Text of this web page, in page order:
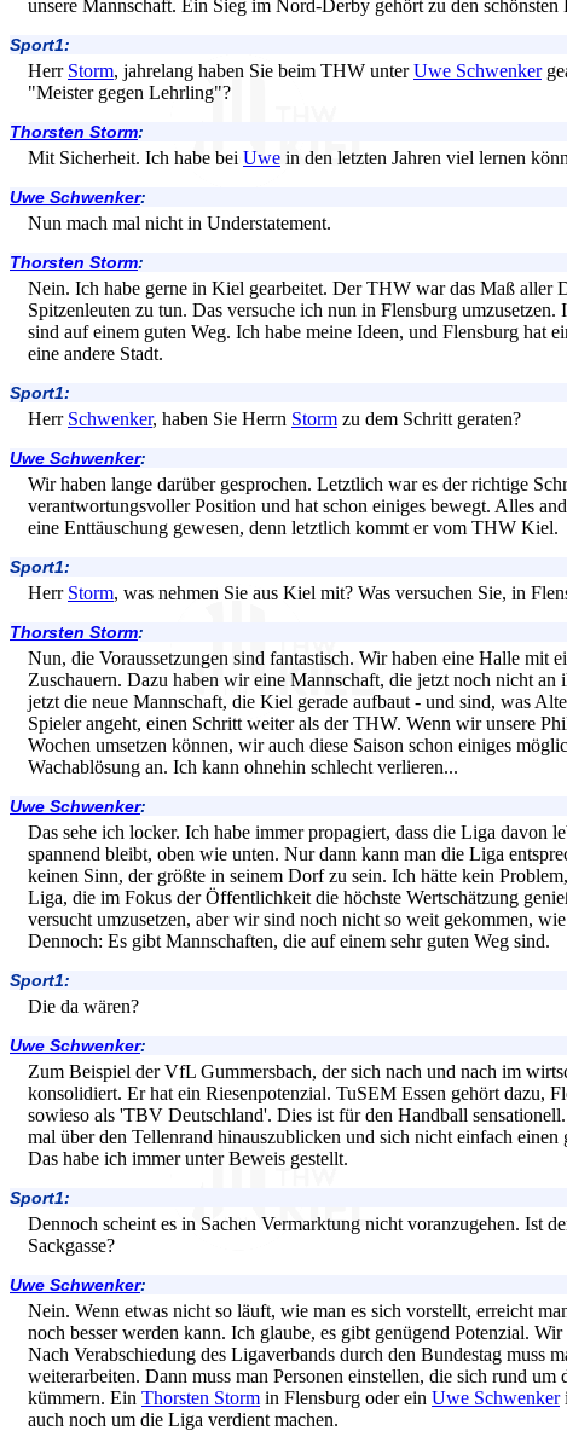
unsere Mannschaft. Ein Sieg im Nord-Derby gehört zu den schönsten
Sport1:
Herr Storm, jahrelang haben Sie beim THW unterUwe Schwenker
"Meister gegen Lehrling"?
Thorsten Storm:
Mit Sicherheit. Ich habe bei Uwe in den letzten Jahren viel lernen
Uwe Schwenker:
Nun mach mal nicht in Understatement.
Thorsten Storm:
Nein. Ich habe gerne in Kiel gearbeitet. Der THW war das Maß aller
Spitzenleuten zu tun. Das versuche ich nun in Flensburg
sind auf einem guten Weg. Ich habe meine Ideen, und Flensburg hat
eine andere Stadt.
Sport1:
Herr Schwenker, haben Sie Herrn Storm zu dem Schritt geraten?
Uwe Schwenker:
Wir haben lange darüber gesprochen. Letztlich war es der richtige
verantwortungsvoller Position und hat schon einiges bewegt. Alles
eine Enttäuschung gewesen, denn letztlich kommt er vom THW Kiel.
Sport1:
Herr Storm, was nehmen Sie aus Kiel mit? Was versuchen Sie, in
Thorsten Storm:
Nun, die Voraussetzungen sind fantastisch. Wir haben eine Halle mit
Zuschauern. Dazu haben wir eine Mannschaft, die jetzt noch nicht an
jetzt die neue Mannschaft, die Kiel gerade aufbaut - und sind, was
Spieler angeht, einen Schritt weiter als der THW. Wenn wir unsere
Wochen umsetzen können, wir auch diese Saison schon einiges
Wachablösung an. Ich kann ohnehin schlecht verlieren...
Uwe Schwenker:
Das sehe ich locker. Ich habe immer propagiert, dass die Liga davon
spannend bleibt, oben wie unten. Nur dann kann man die Liga
keinen Sinn, der größte in seinem Dorf zu sein. Ich hätte kein
Liga, die im Fokus der Öffentlichkeit die höchste Wertschätzung
versucht umzusetzen, aber wir sind noch nicht so weit gekommen,
Dennoch: Es gibt Mannschaften, die auf einem sehr guten Weg sind.
Sport1:
Die da wären?
Uwe Schwenker:
Zum Beispiel der VfL Gummersbach, der sich nach und nach im
konsolidiert. Er hat ein Riesenpotenzial. TuSEM Essen gehört dazu,
sowieso als 'TBV Deutschland'. Dies ist für den Handball
mal über den Tellenrand hinauszublicken und sich nicht einfach einen
Das habe ich immer unter Beweis gestellt.
Sport1:
Dennoch scheint es in Sachen Vermarktung nicht voranzugehen. Ist
Sackgasse?
Uwe Schwenker:
Nein. Wenn etwas nicht so läuft, wie man es sich vorstellt, erreicht
noch besser werden kann. Ich glaube, es gibt genügend Potenzial.
Nach Verabschiedung des Ligaverbands durch den Bundestag muss
weiterarbeiten. Dann muss man Personen einstellen, die sich rund um
kümmern. Ein Thorsten Storm in Flensburg oder ein Uwe Schwenker
auch noch um die Liga verdient machen.